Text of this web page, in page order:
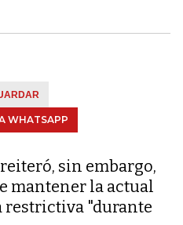
WHATSAPP
sin embargo,
mantener la actual
restrictiva "durante